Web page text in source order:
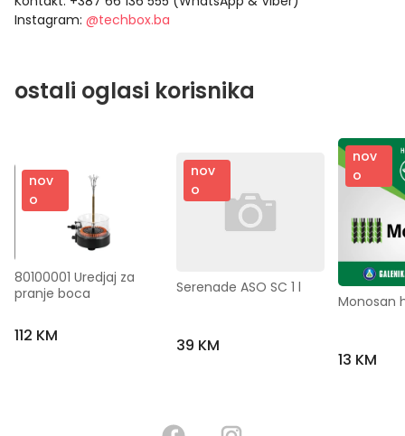
Instagram: @techbox.ba
ostali oglasi korisnika
nov
o
80100001 Uredjaj za
pranje boca
112 KM
nov
o
Serenade ASO SC 1 l
39 KM
nov
o
Monosan
13 KM